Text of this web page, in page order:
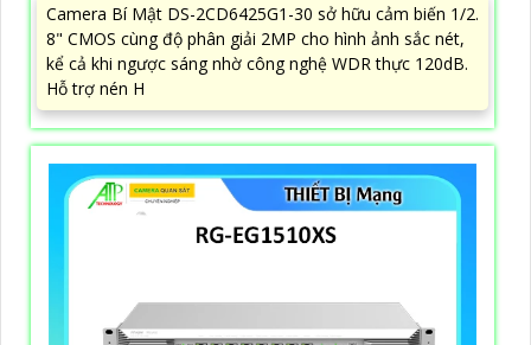
Camera Bí Mật DS-2CD6425G1-30 sở hữu cảm biến 1/2.
8" CMOS cùng độ phân giải 2MP cho hình ảnh sắc nét,
kể cả khi ngược sáng nhờ công nghệ WDR thực 120dB.
Hỗ trợ nén H